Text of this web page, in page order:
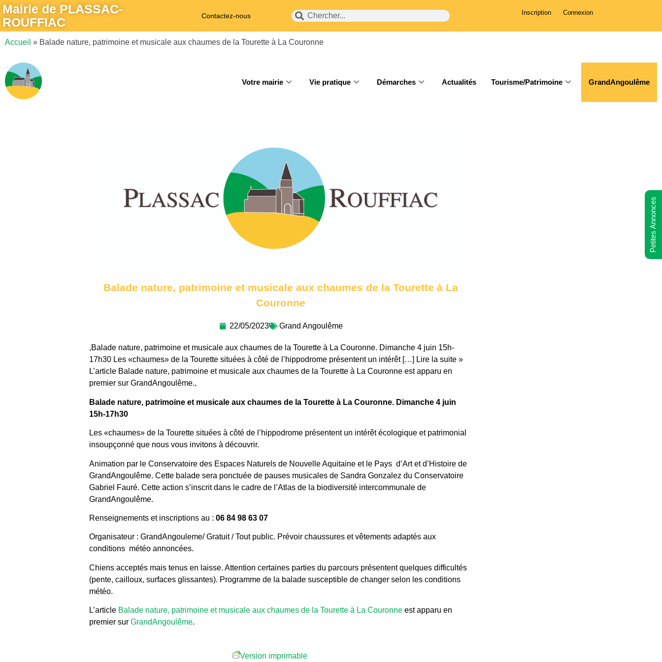
Mairie de PLASSAC-
ROUFFIAC
Contactez-nous Inscription Connexion
Accueil » Balade nature, patrimoine et musicale aux chaumes de la Tourette à La Couronne
Votre mairie Vie pratique Démarches Actualités Tourisme/Patrimoine GrandAngoulême
Balade nature, patrimoine et musicale aux chaumes de la Tourette à La
Couronne
22/05/2023 Grand Angoulême
,Balade nature, patrimoine et musicale aux chaumes de la Tourette à La Couronne. Dimanche 4 juin 15h-
17h30 Les «chaumes» de la Tourette situées à côté de l’hippodrome présentent un intérêt […] Lire la suite »
L’article Balade nature, patrimoine et musicale aux chaumes de la Tourette à La Couronne est apparu en
premier sur GrandAngoulême.,
Balade nature, patrimoine et musicale aux chaumes de la Tourette à La Couronne. Dimanche 4 juin
15h-17h30
Les «chaumes» de la Tourette situées à côté de l’hippodrome présentent un intérêt écologique et patrimonial
insoupçonné que nous vous invitons à découvrir.
Animation par le Conservatoire des Espaces Naturels de Nouvelle Aquitaine et le Pays d’Art et d’Histoire de
GrandAngoulême. Cette balade sera ponctuée de pauses musicales de Sandra Gonzalez du Conservatoire
Gabriel Fauré. Cette action s’inscrit dans le cadre de l’Atlas de la biodiversité intercommunale de
GrandAngoulême.
Renseignements et inscriptions au : 06 84 98 63 07
Organisateur : GrandAngouleme/ Gratuit / Tout public. Prévoir chaussures et vêtements adaptés aux
conditions météo annoncées.
Chiens acceptés mais tenus en laisse. Attention certaines parties du parcours présentent quelques difficultés
(pente, cailloux, surfaces glissantes). Programme de la balade susceptible de changer selon les conditions
météo.
L’article Balade nature, patrimoine et musicale aux chaumes de la Tourette à La Couronne est apparu en
premier sur GrandAngoulême.
Version imprimable
Petites Annonces